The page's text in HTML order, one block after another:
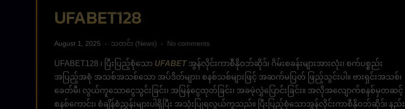
UFABET128
August 1, 2025 သတင်း (News) No comments
UFABET128 ၊ ပြီးပြည့်စုံသော UFABETအွန်လိုင်းကာစီနိုဝဘ်ဆိုဒ်၊ ဂိမ်းစခန်းများအားလုံး၊ စက်ပစ္စည်း
အပြည့်အစုံ အသစ်အသစ်သော အပ်ဒိတ်များ၊ စနစ်သစ်များဖြင့် အဆက်မပြတ် ဖြည့်သွင်းပါ။ ဗားရှင်းအသစ်၊
ခေတ်မီ၊ လွယ်ကူသောငွေသွင်းခြင်း၊ အမြန်ငွေထုတ်ခြင်း၊ အခမဲ့လွှဲပြောင်းခြင်း။ အလိုအလျောက်စနစ်မှတဆင့်
စနစ်ကောင်း၊ စံချိန်စံညွှန်းများပါရှိပြီး အသုံးပြုရလွယ်ကူသည်။ ပြီးပြည့်စုံသောအွန်လိုင်းကာစီနိုဝဘ်ဆိုဒ်၊ နည်း